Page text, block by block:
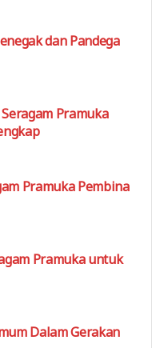
dan Pandega
Pramuka
Pramuka Pembina
Pramuka untuk
Dalam Gerakan